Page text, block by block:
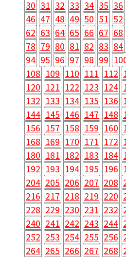
30 31 32 33 34 35 36
46 47 48 49 50 51 52
62 63 64 65 66 67 68
78 79 80 81 82 83 84
94 95 96 97 98 99
108 109 110 111 112
120 121 122 123 124
132 133 134 135 136
144 145 146 147 148
156 157 158 159 160
168 169 170 171 172
180 181 182 183 184
192 193 194 195 196
204 205 206 207 208
216 217 218 219 220
228 229 230 231 232
240 241 242 243 244
252 253 254 255 256
264 265 266 267 268